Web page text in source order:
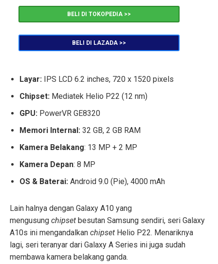
BELI DI TOKOPEDIA >>
BELI DI LAZADA >>
Layar:
IPS LCD 6.2 inches, 720 x 1520 pixels
Chipset: Mediatek Helio P22 (12 nm)
GPU: PowerVR GE8320
Memori Internal: 32 GB, 2 GB RAM
Kamera Belakang: 13 MP + 2 MP
Kamera Depan: 8 MP
OS & Baterai: Android 9.0 (Pie), 4000 mAh
Lain halnya dengan Galaxy A10 yang
mengusung chipset besutan Samsung sendiri, seri Galaxy
A10s ini mengandalkan chipset Helio P22. Menariknya
lagi, seri teranyar dari Galaxy A Series ini juga sudah
membawa kamera belakang ganda.